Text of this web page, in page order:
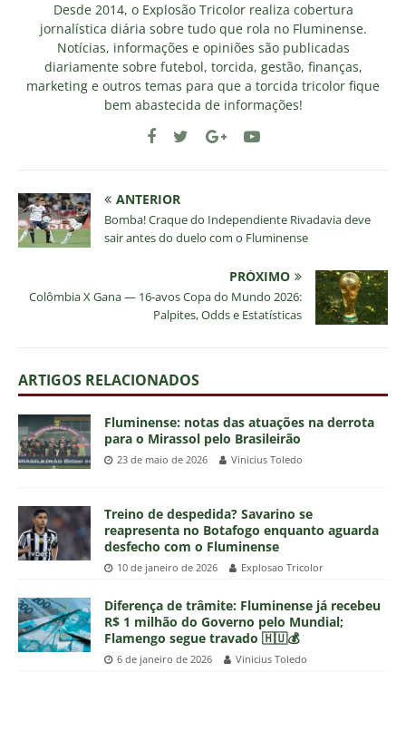
Desde 2014, o Explosão Tricolor realiza cobertura
jornalística diária sobre tudo que rola no Fluminense.
Notícias, informações e opiniões são publicadas
diariamente sobre futebol, torcida, gestão, finanças,
marketing e outros temas para que a torcida tricolor fique
bem abastecida de informações!
ANTERIOR
Bomba! Craque do Independiente Rivadavia deve
sair antes do duelo com o Fluminense
PRÓXIMO
Colômbia X Gana — 16-avos Copa do Mundo 2026:
Palpites, Odds e Estatísticas
ARTIGOS RELACIONADOS
Fluminense: notas das atuações na derrota
para o Mirassol pelo Brasileirão
23 de maio de 2026 Vinicius Toledo
Treino de despedida? Savarino se
reapresenta no Botafogo enquanto aguarda
desfecho com o Fluminense
10 de janeiro de 2026 Explosao Tricolor
Diferença de trâmite: Fluminense já recebeu
R$ 1 milhão do Governo pelo Mundial;
Flamengo segue travado 🇭🇺💰
6 de janeiro de 2026 Vinicius Toledo